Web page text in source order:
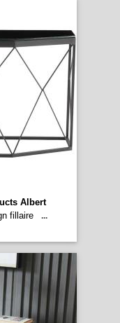
Albert
fillaire
...